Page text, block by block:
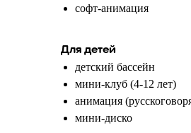
софт-анимация
Для детей
детский бассейн
мини-клуб (4-12 лет)
анимация
мини-диско